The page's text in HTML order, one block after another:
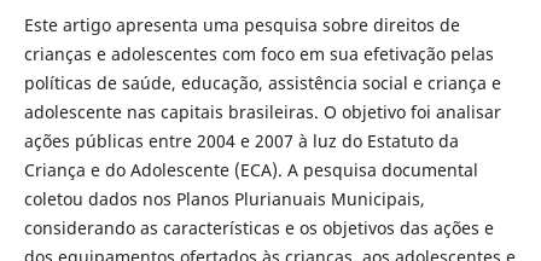
Este artigo apresenta uma pesquisa sobre direitos de
crianças e adolescentes com foco em sua efetivação pelas
políticas de saúde, educação, assistência social e criança e
adolescente nas capitais brasileiras. O objetivo foi analisar
ações públicas entre 2004 e 2007 à luz do Estatuto da
Criança e do Adolescente (ECA). A pesquisa documental
coletou dados nos Planos Plurianuais Municipais,
considerando as características e os objetivos das ações e